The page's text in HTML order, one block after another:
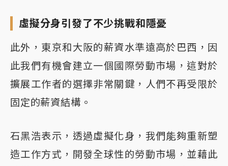
虛擬分身引發了不少挑戰和隱憂
此外，東京和大阪的薪資水準遠高於巴西，因
此我們有機會建立一個國際勞動市場，這對於
擴展工作者的選擇非常關鍵，人們不再受限於
固定的薪資結構。
石黑浩表示，透過虛擬化身，我們能夠重新塑
造工作方式，開發全球性的勞動市場，並藉此